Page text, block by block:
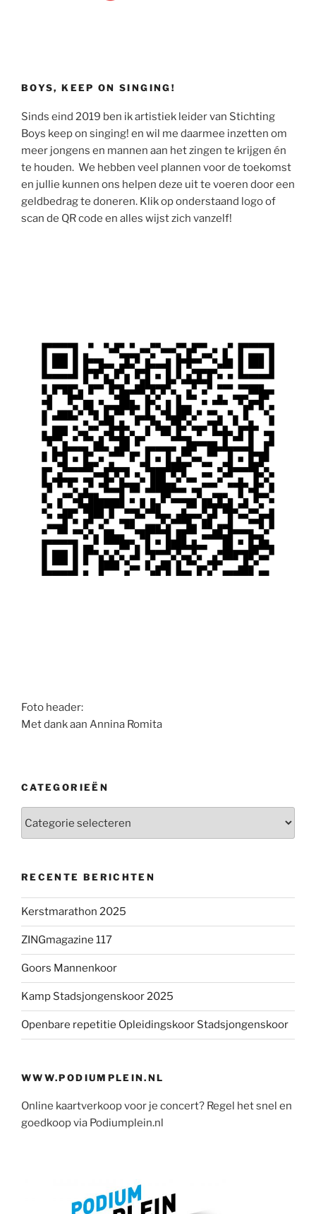
BOYS, KEEP ON SINGING!
Sinds eind 2019 ben ik artistiek leider van Stichting
Boys keep on singing! en wil me daarmee inzetten om
meer jongens en mannen aan het zingen te krijgen én
te houden. We hebben veel plannen voor de toekomst
en jullie kunnen ons helpen deze uit te voeren door een
geldbedrag te doneren. Klik op onderstaand logo of
scan de QR code en alles wijst zich vanzelf!
Foto header:
Met dank aan Annina Romita
CATEGORIEËN
RECENTE BERICHTEN
Kerstmarathon 2025
ZINGmagazine 117
Goors Mannenkoor
Kamp Stadsjongenskoor 2025
Openbare repetitie Opleidingskoor Stadsjongenskoor
WWW.PODIUMPLEIN.NL
Online kaartverkoop voor je concert? Regel het snel en
goedkoop via Podiumplein.nl